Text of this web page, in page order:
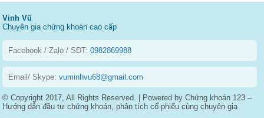
Vinh Vũ
Chuyên gia chứng khoán cao cấp
Facebook / Zalo / SĐT:0982869988
Email/ Skype:vuminhvu68@gmail.com
© Copyright 2017, All Rights Reserved. | Powered by Chứng khoán 123 –
Hướng dẫn đầu tư chứng khoán, phân tích cổ phiếu cùng chuyên gia